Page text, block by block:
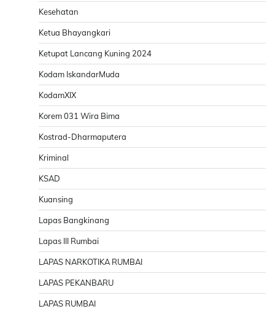
Kesehatan
Ketua Bhayangkari
Ketupat Lancang Kuning 2024
Kodam IskandarMuda
KodamXIX
Korem 031 Wira Bima
Kostrad-Dharmaputera
Kriminal
KSAD
Kuansing
Lapas Bangkinang
Lapas III Rumbai
LAPAS NARKOTIKA RUMBAI
LAPAS PEKANBARU
LAPAS RUMBAI